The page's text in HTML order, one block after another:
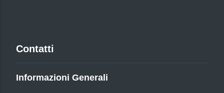
Contatti
Informazioni Generali